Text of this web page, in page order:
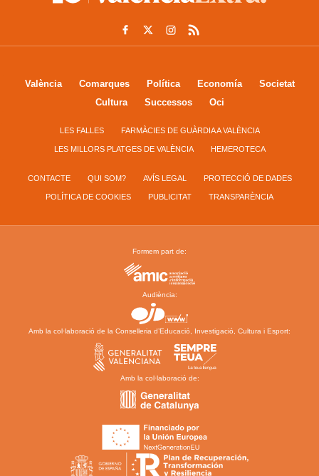
València Comarques Política Economía
Societat
Cultura
Successos Oci
LES FALLES FARMÀCIES DE GUÀRDIA A VALÈNCIA
LES MILLORS PLATGES DE VALÈNCIA HEMEROTECA
CONTACTE QUI SOM? AVÍS LEGAL PROTECCIÓ DE DADES
POLÍTICA DE COOKIES PUBLICITAT TRANSPARÈNCIA
Formem part de:
Audiència:
Amb la col·laboració de la Conselleria d’Educació, Investigació, Cultura i Esport:
Amb la col·laboració de: